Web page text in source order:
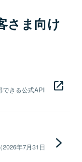
さま向け
できる公式API
年7月31日